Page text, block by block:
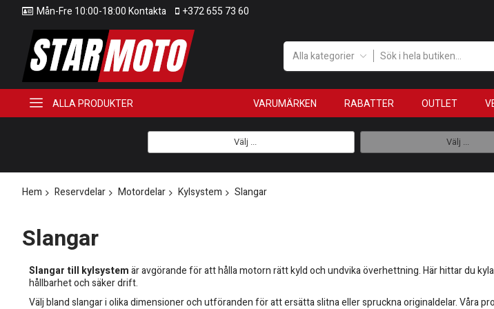
Mån-Fre 10:00-18:00 Kontakta +372 655 73 60
Alla kategorier
ALLA PRODUKTER VARUMÄRKEN RABATTER OUTLET
Välj ... Välj ...
Hem Reservdelar Motordelar Kylsystem Slangar
Slangar
Slangar till kylsystemär avgörande för att hålla motorn rätt kyld och undvika överhettning. Här hittar du
hållbarhet och säker drift.
Välj bland slangar i olika dimensioner och utföranden för att ersätta slitna eller spruckna originaldelar. Våra